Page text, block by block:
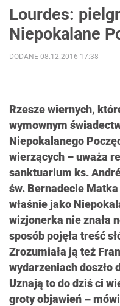
Lourdes:
Niepokalane
Rzesze wiernych,
wymownym
Niepokalanego
wierzących – uważa
sanktuarium ks.
św. Bernadecie
właśnie jako
wizjonerka nie znała
sposób pojęła treść
Zrozumiała ją też
wydarzeniach doszło
Uznają to do dziś ci
groty objawień –
DODANE 08.12.2016 17:38